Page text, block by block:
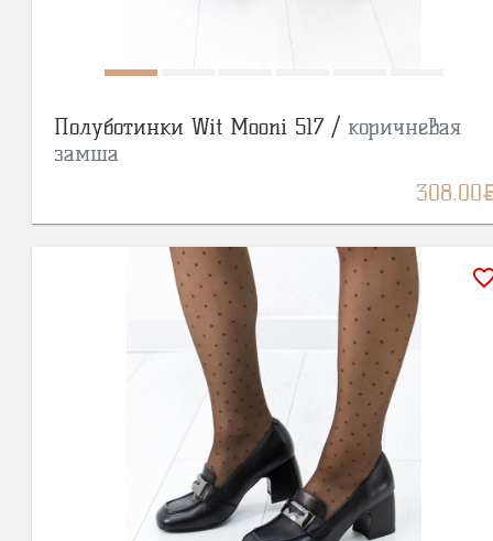
Полуботинки Wit Mooni 517 / коричневая
замша
308.00